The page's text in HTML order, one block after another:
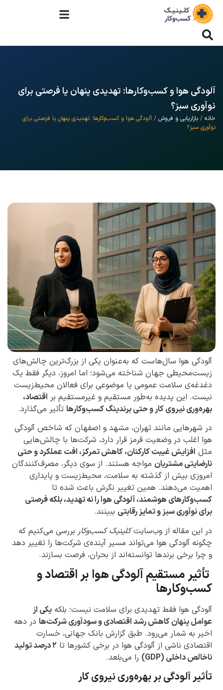
آلودگی هوا و کسب‌وکارها: تهدیدی پنهان یا فرصتی برای
نوآوری سبز؟
خانه / بازاریابی و فروش / آلودگی هوا و کسب‌وکارها: تهدیدی پنهان یا فرصتی برای
نوآوری سبز؟
آلودگی هوا سال‌هاست که به‌عنوان یکی از بزرگ‌ترین چالش‌های
زیست‌محیطی جهان شناخته می‌شود؛ اما امروز، دیگر فقط یک
دغدغه‌ی سلامت عمومی یا موضوعی برای فعالان محیط‌زیست
نیست. این پدیده به‌طور مستقیم و غیرمستقیم بر اقتصاد،
بهره‌وری نیروی کار و حتی برندینگ کسب‌وکارها تأثیر می‌گذارد.
در شهرهایی مانند تهران، مشهد و اصفهان که شاخص آلودگی
هوا اغلب در وضعیت قرمز قرار دارد، شرکت‌ها با چالش‌هایی
مثل افزایش غیبت کارکنان، کاهش تمرکز، افت عملکرد و حتی
نارضایتی مشتریان مواجه هستند. از سوی دیگر، مصرف‌کنندگان
امروزی بیش از گذشته به سلامت، محیط‌زیست و پایداری
اهمیت می‌دهند. همین تغییر نگرش باعث شده تا
کسب‌وکارهای هوشمند، آلودگی هوا را نه تهدید، بلکه فرصتی
برای نوآوری سبز و تمایز رقابتی ببینند.
در این مقاله از وب‌سایتکلینیک کسب‌وکار بررسی می‌کنیم که
چگونه آلودگی هوا می‌تواند مسیر آینده‌ی شرکت‌ها را تغییر دهد
و چرا برخی برندها توانسته‌اند از بحران، فرصت بسازند.
تأثیر مستقیم آلودگی هوا بر اقتصاد و
کسب‌وکارها
آلودگی هوا فقط تهدیدی برای سلامت نیست؛ بلکه یکی از
عوامل پنهان کاهش رشد اقتصادی و سودآوری شرکت‌ها در دهه
اخیر به شمار می‌رود. طبق گزارش بانک جهانی، خسارت
اقتصادی ناشی از آلودگی هوا در برخی کشورها تا
۲ درصد تولید
ناخالص داخلی (GDP)
را می‌بلعد.
تأثیر آلودگی بر بهره‌وری نیروی کار